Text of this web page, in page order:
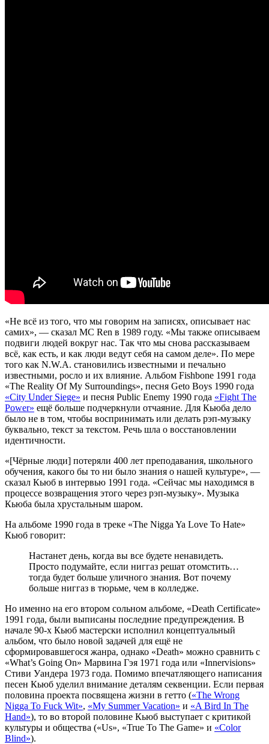
«Не всё из того, что мы говорим на записях, описывает нас
самих», — сказал MC Ren в 1989 году. «Мы также описываем
подвиги людей вокруг нас. Так что мы снова рассказываем
всё, как есть, и как люди ведут себя на самом деле». По мере
того как N.W.A. становились известными и печально
известными, росло и их влияние. Альбом Fishbone 1991 года
«The Reality Of My Surroundings», песня Geto Boys 1990 года
«City Under Siege» и песня Public Enemy 1990 года «Fight The
Power» ещё больше подчеркнули отчаяние. Для Кьюба дело
было не в том, чтобы воспринимать или делать рэп-музыку
буквально, текст за текстом. Речь шла о восстановлении
идентичности.
«[Чёрные люди] потеряли 400 лет преподавания, школьного
обучения, какого бы то ни было знания о нашей культуре», —
сказал Кьюб в интервью 1991 года. «Сейчас мы находимся в
процессе возвращения этого через рэп-музыку». Музыка
Кьюба была хрустальным шаром.
На альбоме 1990 года в треке «The Nigga Ya Love To Hate»
Кьюб говорит:
Настанет день, когда вы все будете ненавидеть.
Просто подумайте, если ниггаз решат отомстить…
тогда будет больше уличного знания. Вот почему
больше ниггаз в тюрьме, чем в колледже.
Но именно на его втором сольном альбоме, «Death Certificate»
1991 года, были выписаны последние предупреждения. В
начале 90-х Кьюб мастерски исполнил концептуальный
альбом, что было новой задачей для ещё не
сформировавшегося жанра, однако «Death» можно сравнить с
«What’s Going On» Марвина Гэя 1971 года или «Innervisions»
Стиви Уандера 1973 года. Помимо впечатляющего написания
песен Кьюб уделил внимание деталям секвенции. Если первая
половина проекта посвящена жизни в гетто («The Wrong
Nigga To Fuck Wit», «My Summer Vacation» и «A Bird In The
Hand»), то во второй половине Кьюб выступает с критикой
культуры и общества («Us», «True To The Game» и «Color
Blind»).